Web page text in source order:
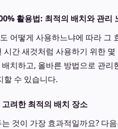
활용법: 최적의 배치와 관리
어떻게 사용하느냐에 따라 그
시간 새것처럼 사용하기 위한
치하고, 올바른 방법으로 관리
할 수 있습니다.
려한 최적의 배치 장소
것이 가장 효과적일까요? 다